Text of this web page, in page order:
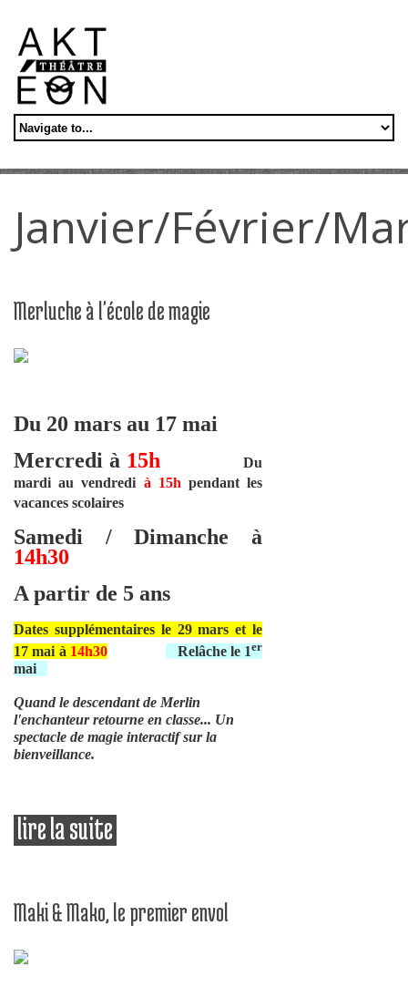
Janvier/Février/
Merluche à l'école de magie
Du 20 mars au 17 mai
Mercredi à 15h
Du
mardi au vendredi à 15h pendant les
vacances scolaires
Samedi / Dimanche à
14h30
A partir de 5 ans
Dates supplémentaires le 29 mars et le
17 mai à 14h30 Relâche le 1er
mai
Quand le descendant de Merlin
l'enchanteur retourne en classe... Un
spectacle de magie interactif sur la
bienveillance.
lire la suite
Maki & Mako, le premier envol